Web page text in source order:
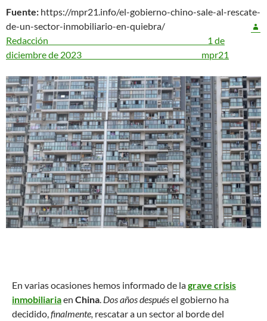
Fuente: https://mpr21.info/el-gobierno-chino-sale-al-rescate-
de-un-sector-inmobiliario-en-quiebra/
Redacción
1 de
diciembre de 2023 mpr21
En varias ocasiones hemos informado de lagrave crisis
inmobiliariaen China. Dos años despuésel gobierno ha
decidido,finalmente, rescatar a un sector al borde del